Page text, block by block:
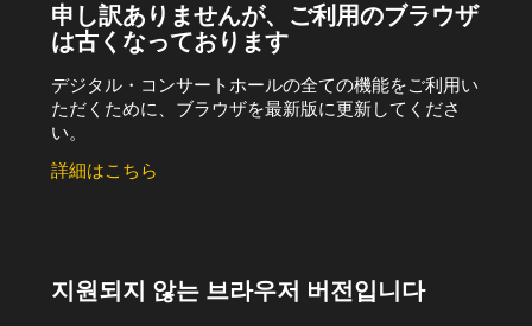
申し訳ありませんが、ご利用のブラウザ
は古くなっております
デジタル・コンサートホールの全ての機能をご利用い
ただくために、ブラウザを最新版に更新してくださ
い。
詳細はこちら
지원되지 않는 브라우저 버전입니다